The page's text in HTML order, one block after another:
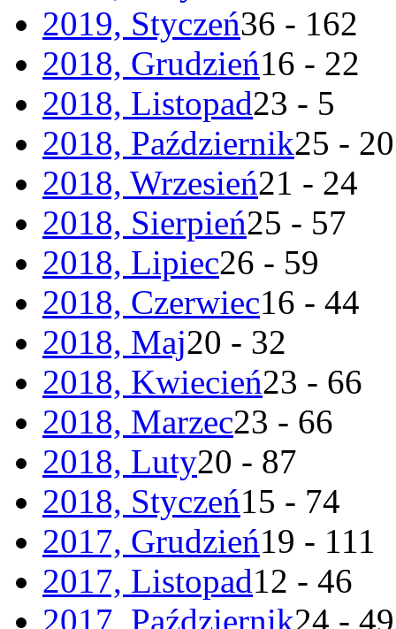
2019, Styczeń36 - 162
2018, Grudzień16 - 22
2018, Listopad23 - 5
2018, Październik25 - 20
2018, Wrzesień21 - 24
2018, Sierpień25 - 57
2018, Lipiec26 - 59
2018, Czerwiec16 - 44
2018, Maj20 - 32
2018, Kwiecień23 - 66
2018, Marzec23 - 66
2018, Luty20 - 87
2018, Styczeń15 - 74
2017, Grudzień19 - 111
2017, Listopad12 - 46
2017, Październik24 - 49